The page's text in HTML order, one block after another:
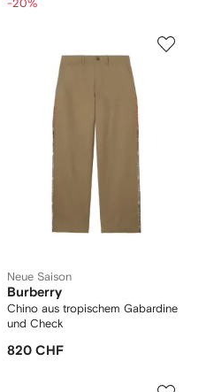
-20%
Neue Saison
Burberry
Chino aus tropischem Gabardine
und Check
820 CHF